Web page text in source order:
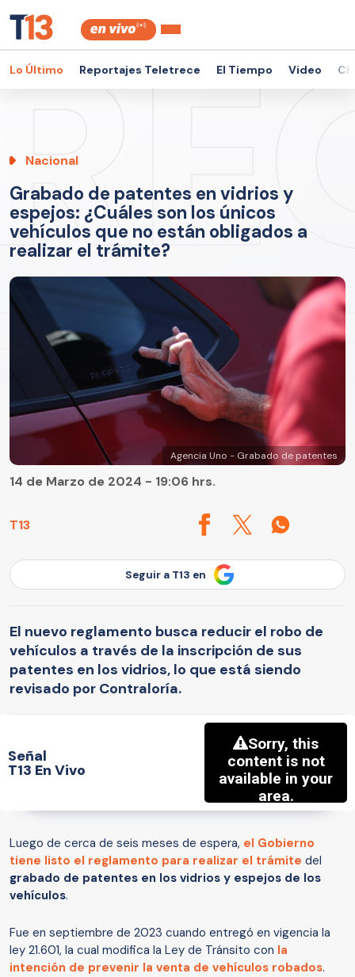
Lo Último Reportajes Teletrece El Tiempo Video
Nacional
Grabado de patentes en vidrios y
espejos: ¿Cuáles son los únicos
vehículos que no están obligados a
realizar el trámite?
Agencia Uno - Grabado de patentes
T13
14 de Marzo de 2024 - 19:06 hrs.
Seguir a T13 en
El nuevo reglamento busca reducir el robo de
vehículos a través de la inscripción de sus
patentes en los vidrios, lo que está siendo
revisado por Contraloría.
Señal
T13 En Vivo
Luego de cerca de seis meses de espera, el Gobierno
tiene listo el reglamento para realizar el trámite del
grabado de patentes en los vidrios y espejos de los
vehículos.
Fue en septiembre de 2023 cuando entregó en vigencia la
ley 21.601, la cual modifica la Ley de Tránsito con la
intención de prevenir la venta de vehículos robados.